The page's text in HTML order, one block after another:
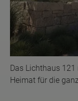
Das Lichthaus
Heimat für die